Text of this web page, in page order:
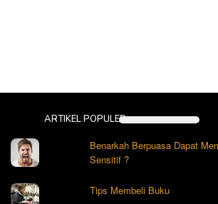
ARTIKEL POPULER
Benarkah Berpuasa Dapat
Sensitif ?
Tips Membeli Buku